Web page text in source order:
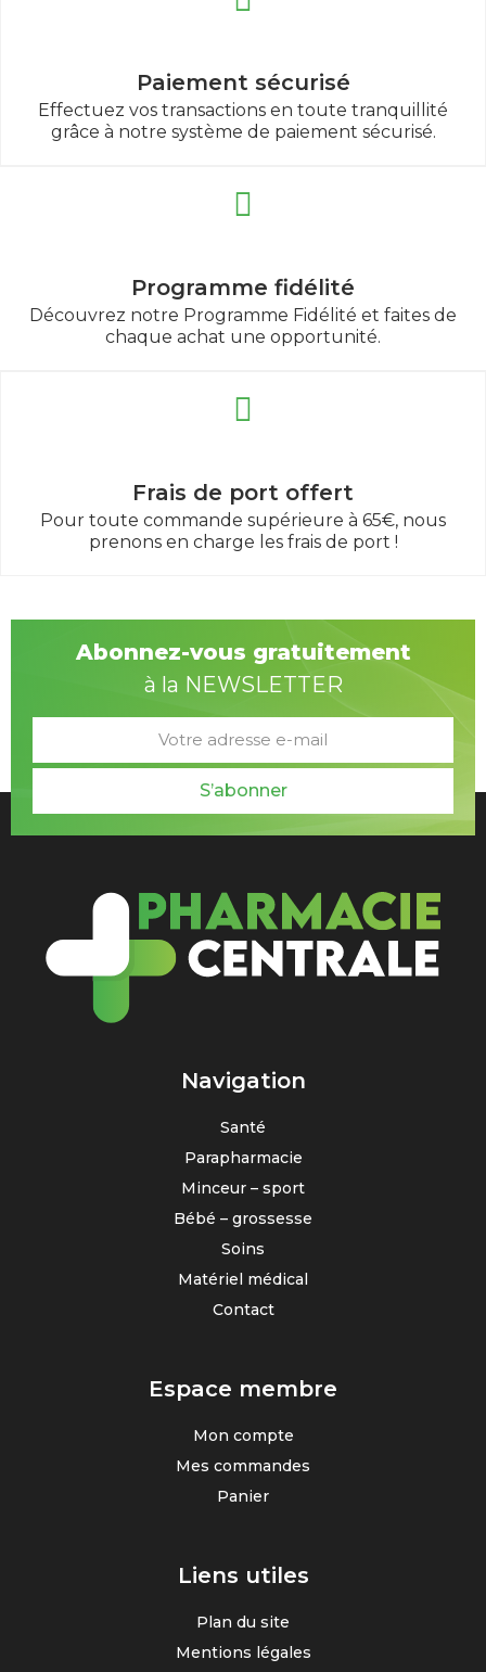
Paiement sécurisé
Effectuez vos transactions en toute tranquillité
grâce à notre système de paiement sécurisé.
Programme fidélité
Découvrez notre Programme Fidélité et faites de
chaque achat une opportunité.
Frais de port offert
Pour toute commande supérieure à 65€, nous
prenons en charge les frais de port !
Abonnez-vous gratuitement
à la NEWSLETTER
S’abonner
Navigation
Santé
Parapharmacie
Minceur – sport
Bébé – grossesse
Soins
Matériel médical
Contact
Espace membre
Mon compte
Mes commandes
Panier
Liens utiles
Plan du site
Mentions légales